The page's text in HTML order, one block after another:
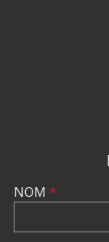
NOM *